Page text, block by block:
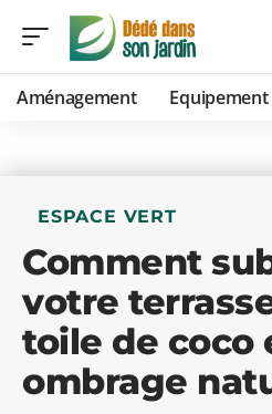
Aménagement Equipement
ESPACE VERT
Comment
votre
toile de coco
ombrage